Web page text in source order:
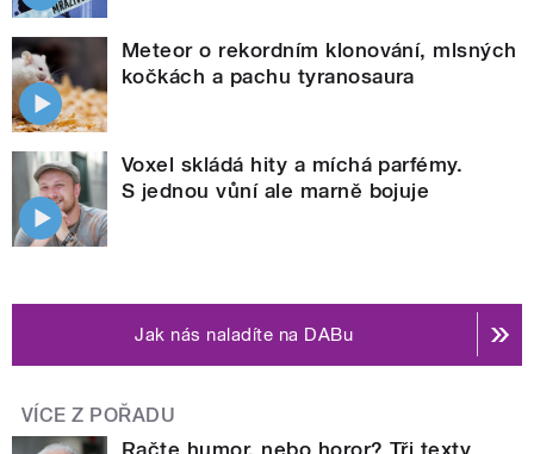
Meteor o rekordním klonování, mlsných
kočkách a pachu tyranosaura
Voxel skládá hity a míchá parfémy.
S jednou vůní ale marně bojuje
Jak nás naladíte na DABu
VÍCE Z POŘADU
Račte humor, nebo horor? Tři texty